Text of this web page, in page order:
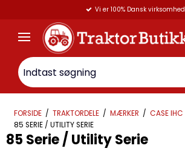
Vi er 100% Dansk virksomhed
FORSIDE / TRAKTORDELE / MÆRKER / CASE IHC
85 SERIE / UTILITY SERIE
85 Serie / Utility Serie